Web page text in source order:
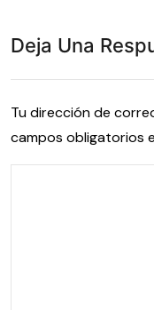
Deja Una
Tu dirección de
campos obligatorios